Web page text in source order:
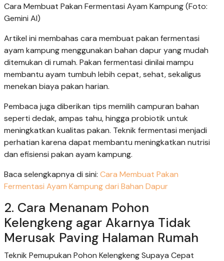
Cara Membuat Pakan Fermentasi Ayam Kampung (Foto:
Gemini AI)
Artikel ini membahas cara membuat pakan fermentasi
ayam kampung menggunakan bahan dapur yang mudah
ditemukan di rumah. Pakan fermentasi dinilai mampu
membantu ayam tumbuh lebih cepat, sehat, sekaligus
menekan biaya pakan harian.
Pembaca juga diberikan tips memilih campuran bahan
seperti dedak, ampas tahu, hingga probiotik untuk
meningkatkan kualitas pakan. Teknik fermentasi menjadi
perhatian karena dapat membantu meningkatkan nutrisi
dan efisiensi pakan ayam kampung.
Baca selengkapnya di sini: Cara Membuat Pakan
Fermentasi Ayam Kampung dari Bahan Dapur
2. Cara Menanam Pohon
Kelengkeng agar Akarnya Tidak
Merusak Paving Halaman Rumah
Teknik Pemupukan Pohon Kelengkeng Supaya Cepat